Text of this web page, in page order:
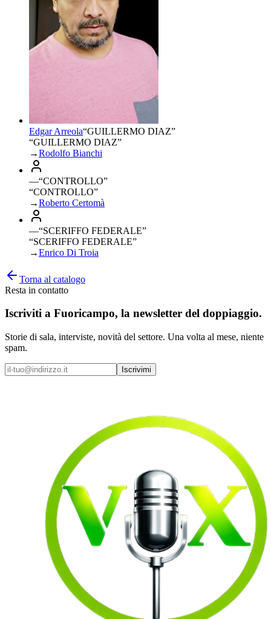
Edgar Arreola“GUILLERMO DIAZ”
“GUILLERMO DIAZ”
→Rodolfo Bianchi
—“CONTROLLO”
“CONTROLLO”
→Roberto Certomà
—“SCERIFFO FEDERALE”
“SCERIFFO FEDERALE”
→Enrico Di Troia
Torna al catalogo
Resta in contatto
Iscriviti a Fuoricampo, la newsletter del doppiaggio.
Storie di sala, interviste, novità del settore. Una volta al mese, niente
spam.
Iscrivimi